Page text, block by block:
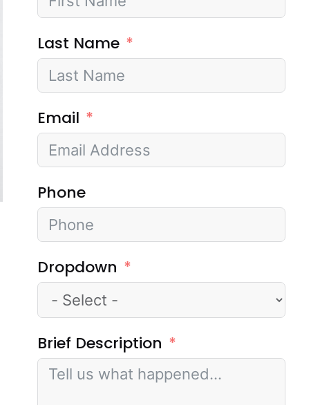
Last Name
Email
Phone
Dropdown
Brief Description